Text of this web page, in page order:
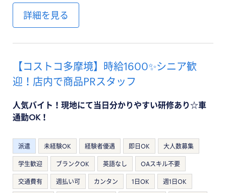
詳細を見る
【コストコ多摩境】時給1600✨シニア歓
迎！店内で商品PRスタッフ
人気バイト！現地にて当日分かりやすい研修あり☆車
通勤OK！
派遣 未経験OK 経験者優遇 即日OK 大人数募集
学生歓迎 ブランクOK 英語なし OAスキル不要
交通費有 週払い可 カンタン 1日OK 週1日OK